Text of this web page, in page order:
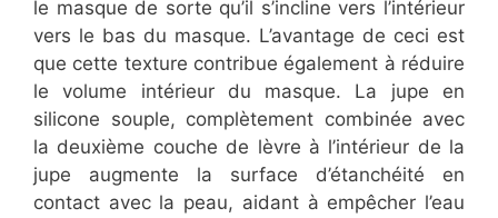
le masque de sorte qu’il s’incline vers l’intérieur
vers le bas du masque. L’avantage de ceci est
que cette texture contribue également à réduire
le volume intérieur du masque. La jupe en
silicone souple, complètement combinée avec
la deuxième couche de lèvre à l’intérieur de la
jupe augmente la surface d’étanchéité en
contact avec la peau, aidant à empêcher l’eau